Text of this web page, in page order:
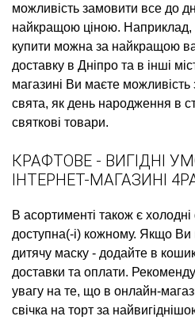
можливість замовити все до
найкращою ціною. Наприклад,
купити можна за найкращою
доставку в Дніпро та в інші
магазині Ви маєте можливість
свята, як день народження в
святкові товари.
КРАФТОВЕ - ВИГІДНІ
ІНТЕРНЕТ-МАГАЗИНІ
В асортименті також є
доступна(-і) кожному. Якщо
дитячу маску - додайте в
доставки та оплати.
увагу на те, що в онлайн-
свічка на торт за